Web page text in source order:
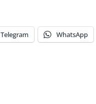
Telegram WhatsApp